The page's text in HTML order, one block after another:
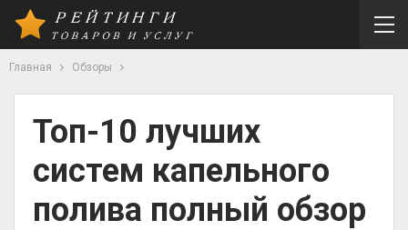
Главная Обзоры
Топ-10 лучших
систем капельного
полива полный обзор